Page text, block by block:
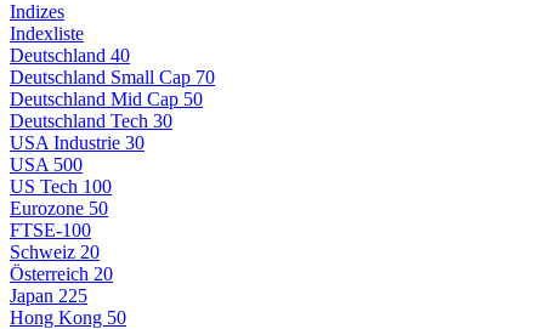
Indizes
Indexliste
Deutschland 40
Deutschland Small Cap 70
Deutschland Mid Cap 50
Deutschland Tech 30
USA Industrie 30
USA 500
US Tech 100
Eurozone 50
FTSE-100
Schweiz 20
Österreich 20
Japan 225
Hong Kong 50